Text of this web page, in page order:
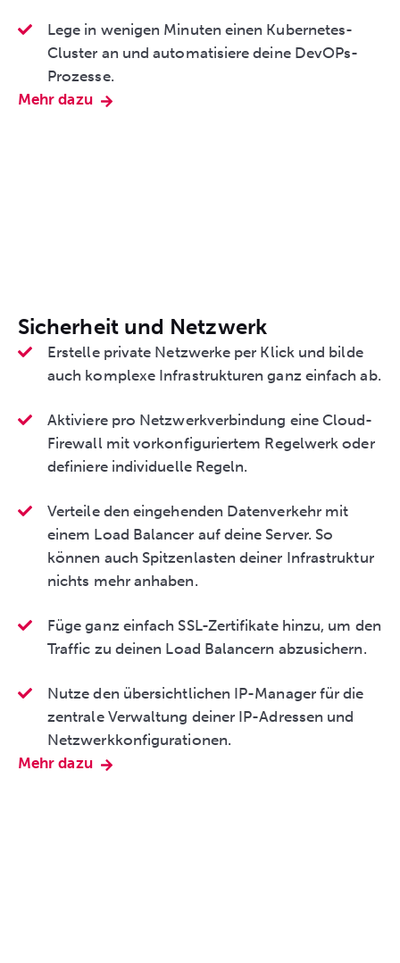
Lege in wenigen Minuten einen Kubernetes-
Cluster an und automatisiere deine DevOPs-
Prozesse.
Mehr dazu
Sicherheit und Netzwerk
Erstelle private Netzwerke per Klick und bilde
auch komplexe Infrastrukturen ganz einfach ab.
Aktiviere pro Netzwerkverbindung eine Cloud-
Firewall mit vorkonfiguriertem Regelwerk oder
definiere individuelle Regeln.
Verteile den eingehenden Datenverkehr mit
einem Load Balancer auf deine Server. So
können auch Spitzenlasten deiner Infrastruktur
nichts mehr anhaben.
Füge ganz einfach SSL-Zertifikate hinzu, um den
Traffic zu deinen Load Balancern abzusichern.
Nutze den übersichtlichen IP-Manager für die
zentrale Verwaltung deiner IP-Adressen und
Netzwerkkonfigurationen.
Mehr dazu